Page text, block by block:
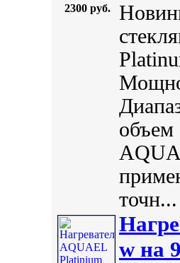
2300 руб.
объем
точн...
w на